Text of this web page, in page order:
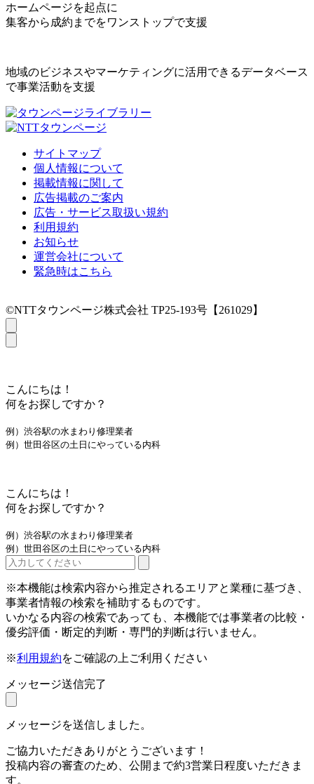
ホームページを起点に
集客から成約までをワンストップで支援
地域のビジネスやマーケティングに活用できるデータベース
で事業活動を支援
サイトマップ
個人情報について
掲載情報に関して
広告掲載のご案内
広告・サービス取扱い規約
利用規約
お知らせ
運営会社について
緊急時はこちら
©NTTタウンページ株式会社 TP25-193号【261029】
こんにちは！
何をお探しですか？
例）渋谷駅の水まわり修理業者
例）世田谷区の土日にやっている内科
こんにちは！
何をお探しですか？
例）渋谷駅の水まわり修理業者
例）世田谷区の土日にやっている内科
※本機能は検索内容から推定されるエリアと業種に基づき、
事業者情報の検索を補助するものです。
いかなる内容の検索であっても、本機能では事業者の比較・
優劣評価・断定的判断・専門的判断は行いません。
※利用規約をご確認の上ご利用ください
メッセージ送信完了
メッセージを送信しました。
ご協力いただきありがとうございます！
投稿内容の審査のため、公開まで約3営業日程度いただきま
す。